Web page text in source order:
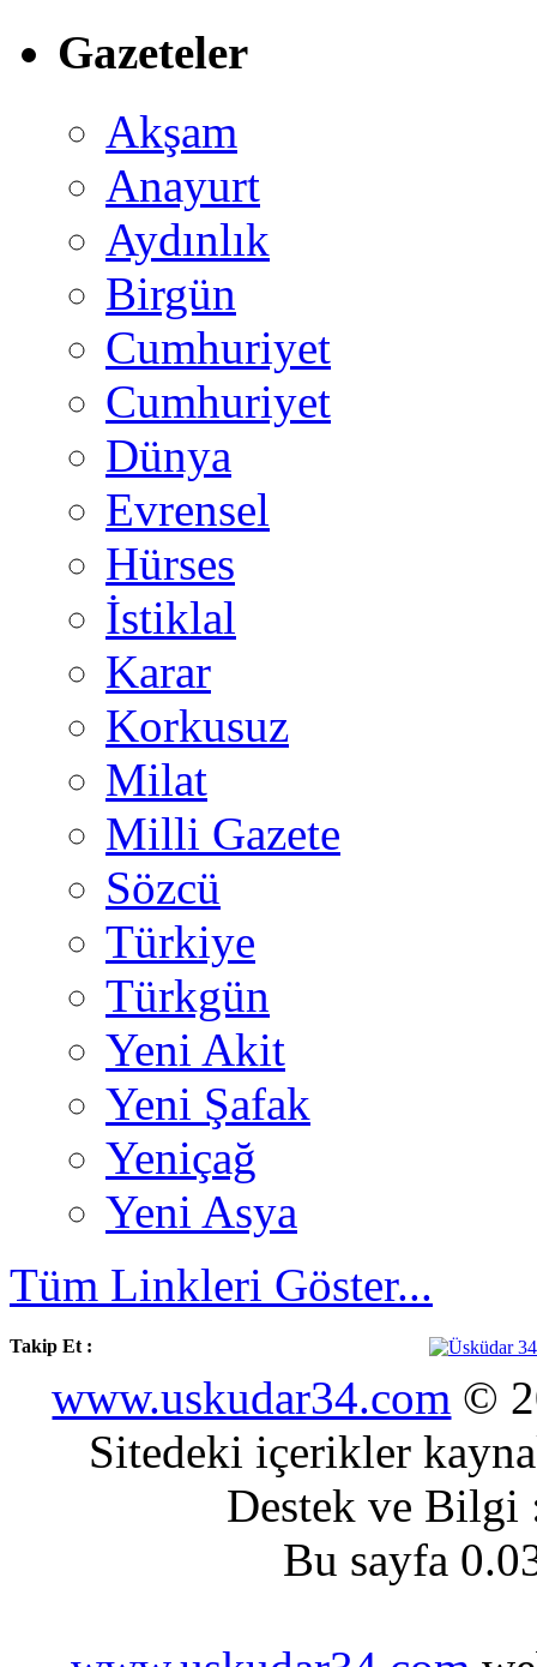
Gazeteler
Akşam
Anayurt
Aydınlık
Birgün
Cumhuriyet
Cumhuriyet
Dünya
Evrensel
Hürses
İstiklal
Karar
Korkusuz
Milat
Milli Gazete
Sözcü
Türkiye
Türkgün
Yeni Akit
Yeni Şafak
Yeniçağ
Yeni Asya
Tüm Linkleri Göster...
Takip Et :
www.uskudar34.com ©
Sitedeki içerikler
Destek ve
Bu sayfa